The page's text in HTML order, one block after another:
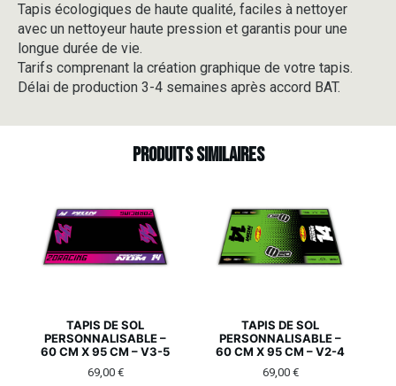
Tapis écologiques de haute qualité, faciles à nettoyer
avec un nettoyeur haute pression et garantis pour une
longue durée de vie.
Tarifs comprenant la création graphique de votre tapis.
Délai de production 3-4 semaines après accord BAT.
Produits similaires
TAPIS DE SOL
PERSONNALISABLE –
60 CM X 95 CM – V3-5
69,00 €
TAPIS DE SOL
PERSONNALISABLE –
60 CM X 95 CM – V2-4
69,00 €